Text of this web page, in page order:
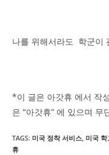
나를 위해서라도 학군이
*이 글은 아갓휴 에서 작
은 “아갓휴” 에 있으며
TAGS: 미국 정착 서비스, 미국 학
휴